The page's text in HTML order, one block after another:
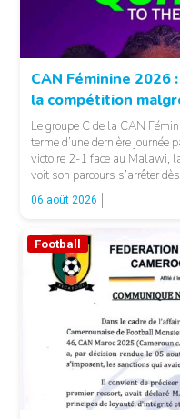
CAN Féminine 2026
la compétition
Le groupe C de la CAN
terme d’une dernière
victoire 2-1 face au Malawi,
voit son parcours s’arrêter
qui peut surprendre au regard
06 août 2026
Football